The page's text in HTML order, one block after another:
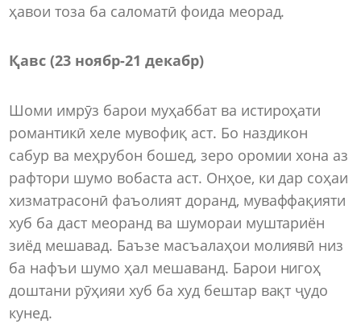
ҳавои тоза ба саломатӣ фоида меорад.
Қавс (23 ноябр-21 декабр)
Шоми имрӯз барои муҳаббат ва истироҳати
романтикӣ хеле мувофиқ аст. Бо наздикон
сабур ва меҳрубон бошед, зеро оромии хона аз
рафтори шумо вобаста аст. Онҳое, ки дар соҳаи
хизматрасонӣ фаъолият доранд, муваффақияти
хуб ба даст меоранд ва шумораи муштариён
зиёд мешавад. Баъзе масъалаҳои молиявӣ низ
ба нафъи шумо ҳал мешаванд. Барои нигоҳ
доштани рӯҳияи хуб ба худ бештар вақт ҷудо
кунед.